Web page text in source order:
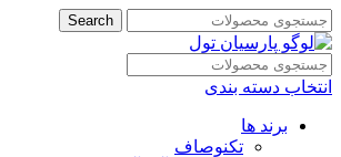
Search
انتخاب دسته بندی
برند ها
تکنوصاف